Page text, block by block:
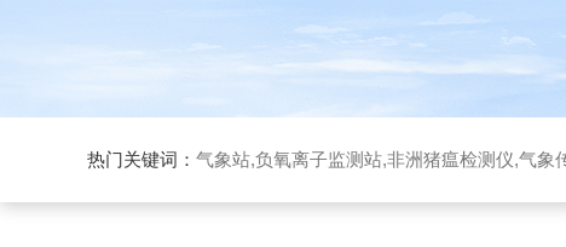
热门关键词： 气象站,负氧离子监测站,非洲猪瘟检测仪,气象传感器